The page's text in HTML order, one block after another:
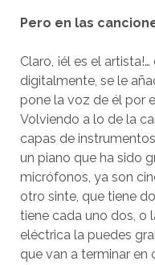
Pero en las
Claro, ¡él es el
digitalmente, se le
pone la voz de él por
Volviendo a lo de la
capas de
un piano que ha sido
micrófonos, ya son
otro sinte, que tiene
tiene cada uno dos, o
eléctrica la puedes
que van a terminar en